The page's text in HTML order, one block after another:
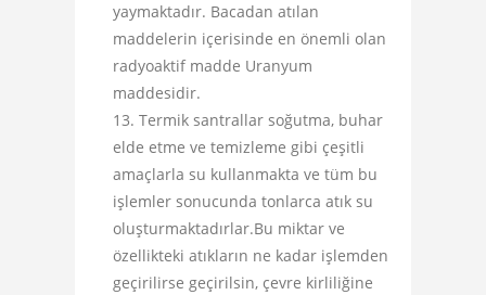
yaymaktadır. Bacadan atılan
maddelerin içerisinde en önemli olan
radyoaktif madde Uranyum
maddesidir.
Termik santrallar soğutma, buhar
elde etme ve temizleme gibi çeşitli
amaçlarla su kullanmakta ve tüm bu
işlemler sonucunda tonlarca atık su
oluşturmaktadırlar.Bu miktar ve
özellikteki atıkların ne kadar işlemden
geçirilirse geçirilsin, çevre kirliliğine